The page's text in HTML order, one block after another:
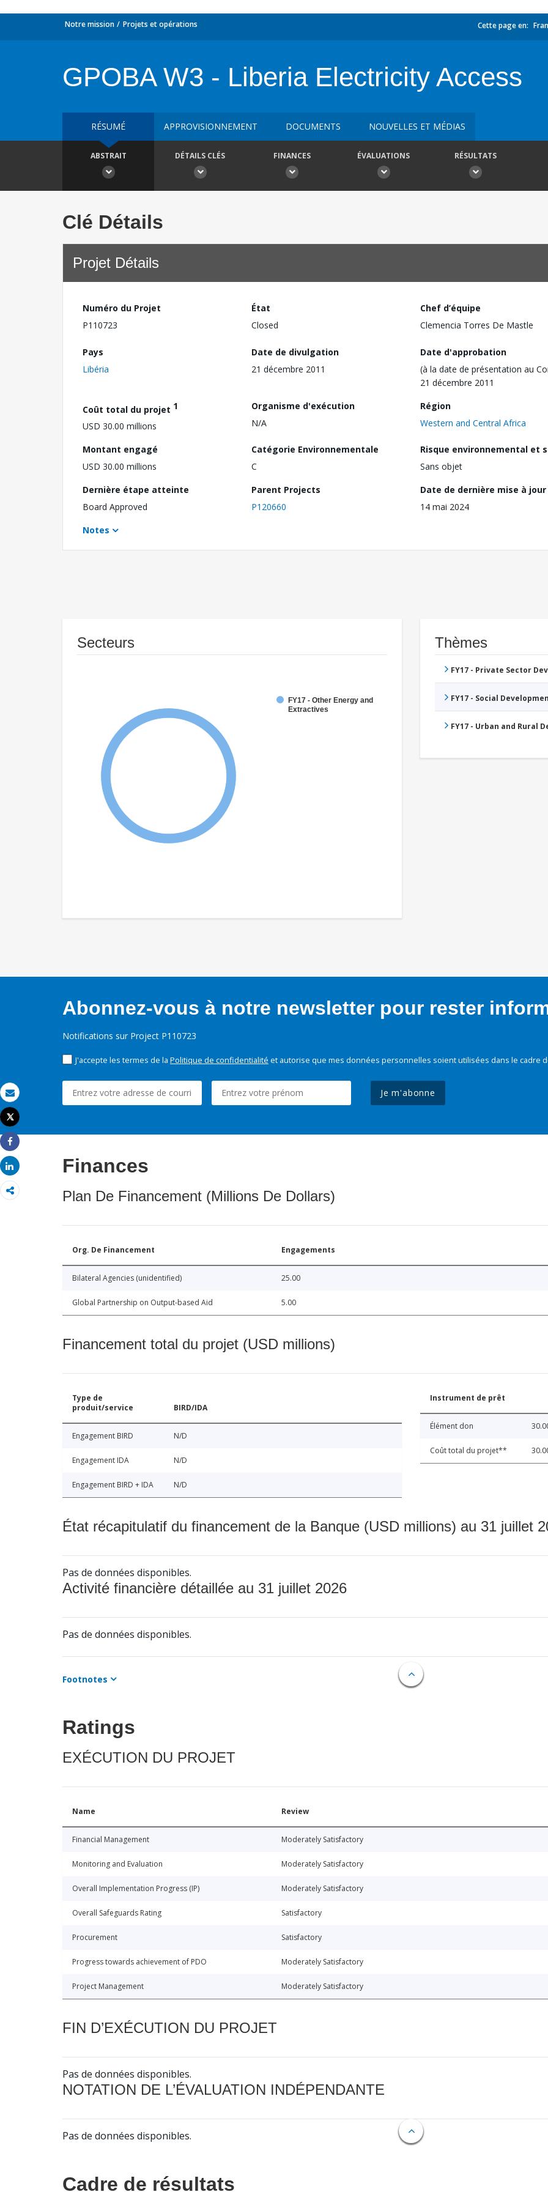
Email
Imprimer
Tweet
Share
Share
Notre mission Projets et opérations Cette page en:
GPOBA W3 - Liberia Electricity Access
RÉSUMÉ APPROVISIONNEMENT DOCUMENTS NOUVELLES ET MÉDIAS
ABSTRAIT DÉTAILS CLÉS FINANCES ÉVALUATIONS RÉSULTATS
Clé Détails
Projet Détails
Numéro du Projet
P110723
État
Closed
Chef d’équipe
Clemencia Torres De Mastle
Pays
Libéria
Date de divulgation
21 décembre 2011
Date d'approbation
(à la date de présentation au
21 décembre 2011
Coût total du projet 1
USD 30.00 millions
Organisme d'exécution
N/A
Région
Western and Central Africa
Montant engagé
USD 30.00 millions
Catégorie Environnementale
C
Risque environnemental et
Sans objet
Dernière étape atteinte
Board Approved
Parent Projects
P120660
Date de dernière mise à jour
14 mai 2024
Notes
Secteurs
FY17 - Other Energy and
Extractives
Thèmes
FY17 - Private Sector
FY17 - Social
FY17 - Urban and Rural
Abonnez-vous à notre newsletter pour rester
Notifications sur Project P110723
J'accepte les termes de la Politique de confidentialité et autorise que mes données personnelles soient utilisées dans le cadre
Je m'abonne
Finances
Plan De Financement (Millions De Dollars)
Org. De Financement Engagements
Bilateral Agencies (unidentified) 25.00
Global Partnership on Output-based Aid 5.00
Financement total du projet (USD millions)
Type de
produit/service
BIRD/IDA
Engagement BIRD N/D
Engagement IDA N/D
Engagement BIRD + IDA N/D
Instrument de prêt
Élément don
Coût total du projet**
État récapitulatif du financement de la Banque (USD millions) au 31 juillet
Pas de données disponibles.
Activité financière détaillée au 31 juillet 2026
Pas de données disponibles.
Footnotes
Ratings
EXÉCUTION DU PROJET
Name Review
Financial Management Moderately Satisfactory
Monitoring and Evaluation Moderately Satisfactory
Overall Implementation Progress (IP) Moderately Satisfactory
Overall Safeguards Rating Satisfactory
Procurement Satisfactory
Progress towards achievement of PDO Moderately Satisfactory
Project Management Moderately Satisfactory
FIN D’EXÉCUTION DU PROJET
Pas de données disponibles.
NOTATION DE L’ÉVALUATION INDÉPENDANTE
Pas de données disponibles.
Cadre de résultats